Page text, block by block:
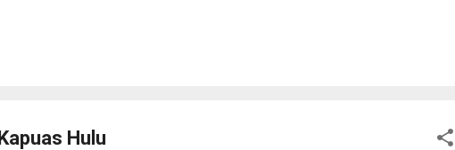
tahun. Rotan dikenal memiliki banyak duri sehingga tidak mudah
menarik rotan, duri-duri pada bagian batang yang akan dipegang harus
Hulu